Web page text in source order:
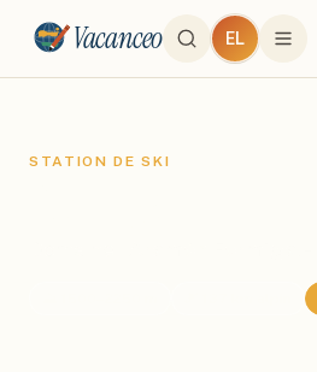
Vacanceo EL
STATION DE SKI